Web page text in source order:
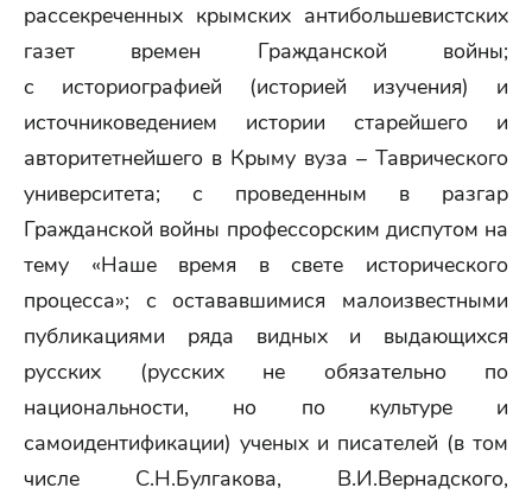
рассекреченных крымских антибольшевистских
газет времен Гражданской войны;
с историографией (историей изучения) и
источниковедением истории старейшего и
авторитетнейшего в Крыму вуза – Таврического
университета; с проведенным в разгар
Гражданской войны профессорским диспутом на
тему «Наше время в свете исторического
процесса»; с остававшимися малоизвестными
публикациями ряда видных и выдающихся
русских (русских не обязательно по
национальности, но по культуре и
самоидентификации) ученых и писателей (в том
числе С.Н.Булгакова, В.И.Вернадского,